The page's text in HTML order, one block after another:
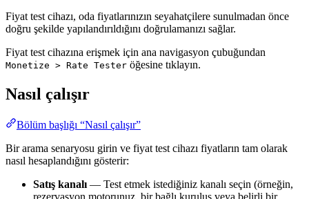
Fiyat test cihazı, oda fiyatlarınızın seyahatçilere sunulmadan önce
doğru şekilde yapılandırıldığını doğrulamanızı sağlar.
Fiyat test cihazına erişmek için ana navigasyon çubuğundan
Monetize > Rate Tester öğesine tıklayın.
Nasıl çalışır
Bölüm başlığı “Nasıl çalışır”
Bir arama senaryosu girin ve fiyat test cihazı fiyatların tam olarak
nasıl hesaplandığını gösterir:
Satış kanalı — Test etmek istediğiniz kanalı seçin (örneğin,
rezervasyon motorunuz, bir bağlı kuruluş veya belirli bir